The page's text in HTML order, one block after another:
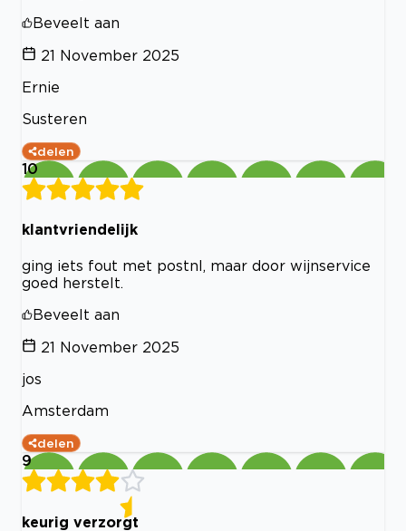
Beveelt aan
21 November 2025
Ernie
Susteren
delen
10
klantvriendelijk
ging iets fout met postnl, maar door wijnservice
goed herstelt.
Beveelt aan
21 November 2025
jos
Amsterdam
delen
9
keurig verzorgt